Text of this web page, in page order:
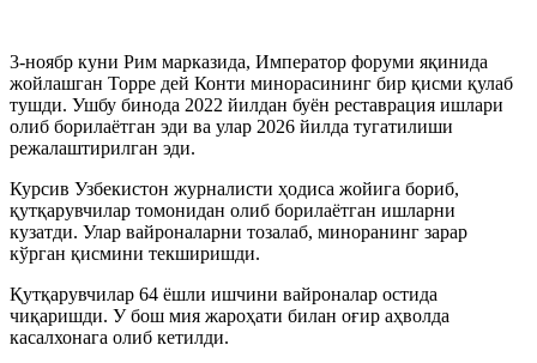
3-ноябр куни Рим марказида, Император форуми яқинида
жойлашган Торре дей Конти минорасининг бир қисми қулаб
тушди. Ушбу бинода 2022 йилдан буён реставрация ишлари
олиб борилаётган эди ва улар 2026 йилда тугатилиши
режалаштирилган эди.
Курсив Узбекистон журналисти ҳодиса жойига бориб,
қутқарувчилар томонидан олиб борилаётган ишларни
кузатди. Улар вайроналарни тозалаб, миноранинг зарар
кўрган қисмини текширишди.
Қутқарувчилар 64 ёшли ишчини вайроналар остида
чиқаришди. У бош мия жароҳати билан оғир аҳволда
касалхонага олиб кетилди.